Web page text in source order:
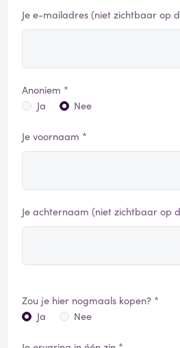
Je e-mailadres (niet zichtbaar op
Anoniem *
Ja
Nee
Je voornaam *
Je achternaam (niet zichtbaar op
Zou je hier nogmaals kopen? *
Ja
Nee